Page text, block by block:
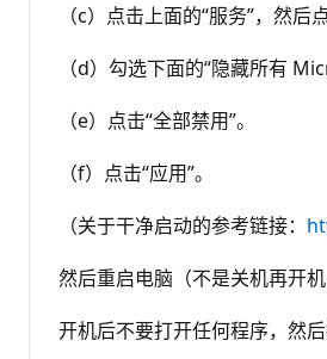
（c）点击上面的“服务”，然
（d）勾选下面的“隐藏所有
（e）点击“全部禁用”。
（f）点击“应用”。
（关于干净启动的参考链接：
然后重启电脑（不是关机再开机
开机后不要打开任何程序，然